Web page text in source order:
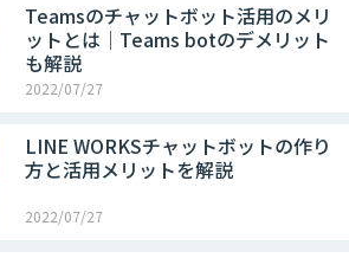
Teamsのチャットボット活用のメリ
ットとは｜Teams botのデメリット
も解説
2022/07/27
LINE WORKSチャットボットの作り
方と活用メリットを解説
2022/07/27